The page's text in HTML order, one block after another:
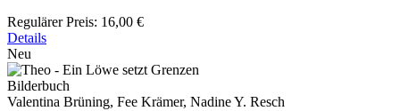
Regulärer Preis: 16,00 €
Details
Neu
Bilderbuch
Valentina Brüning, Fee Krämer, Nadine Y. Resch